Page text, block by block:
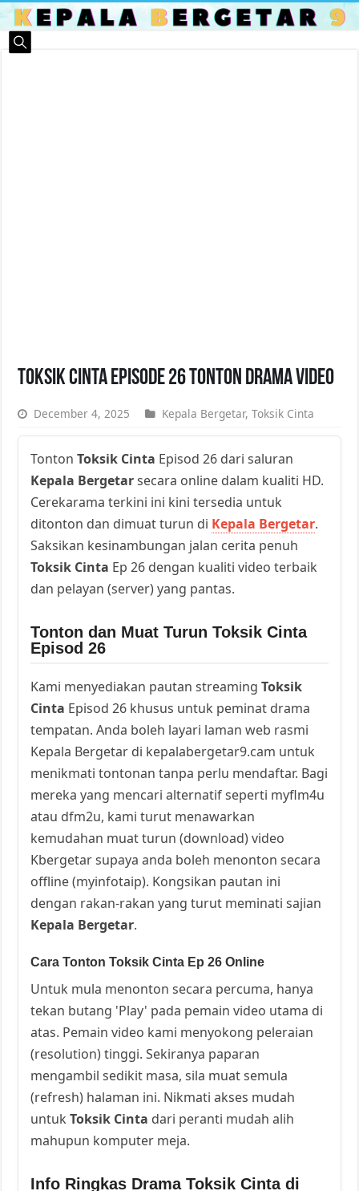
Toksik Cinta Episode 26 Tonton Drama Video
December 4, 2025 Kepala Bergetar,Toksik Cinta
TontonToksik Cinta Episod 26 dari saluran
Kepala Bergetarsecara online dalam kualiti HD.
Cerekarama terkini ini kini tersedia untuk
ditonton dan dimuat turun di Kepala Bergetar.
Saksikan kesinambungan jalan cerita penuh
Toksik Cinta Ep 26 dengan kualiti video terbaik
dan pelayan (server) yang pantas.
Tonton dan Muat Turun Toksik Cinta
Episod 26
Kami menyediakan pautan streamingToksik
Cinta Episod 26 khusus untuk peminat drama
tempatan. Anda boleh layari laman web rasmi
Kepala Bergetar di kepalabergetar9.cam untuk
menikmati tontonan tanpa perlu mendaftar. Bagi
mereka yang mencari alternatif seperti myflm4u
atau dfm2u, kami turut menawarkan
kemudahan muat turun (download) video
Kbergetar supaya anda boleh menonton secara
offline (myinfotaip). Kongsikan pautan ini
dengan rakan-rakan yang turut meminati sajian
Kepala Bergetar.
Cara Tonton Toksik Cinta Ep 26 Online
Untuk mula menonton secara percuma, hanya
tekan butang 'Play' pada pemain video utama di
atas. Pemain video kami menyokong peleraian
(resolution) tinggi. Sekiranya paparan
mengambil sedikit masa, sila muat semula
(refresh) halaman ini. Nikmati akses mudah
untukToksik Cinta dari peranti mudah alih
mahupun komputer meja.
Info Ringkas Drama Toksik Cinta di